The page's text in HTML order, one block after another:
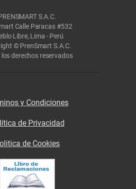
S.A.C.
Calle Paracas #532
Libre, Lima - Perú
© PrenSmart S.A.C.
los derechos reservados
y Condiciones
de Privacidad
de Cookies